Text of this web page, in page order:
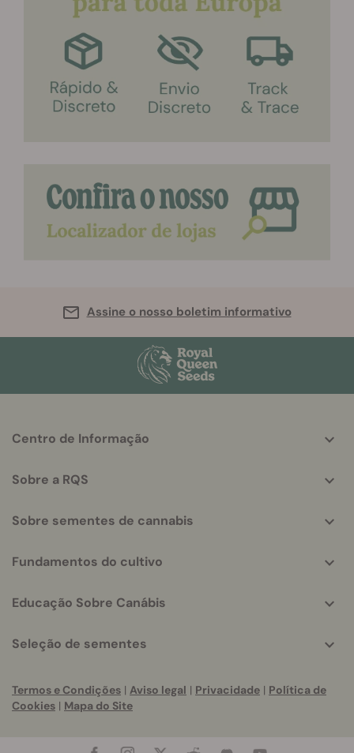
Assine o nosso boletim informativo
helpful
Centro de Informação
Sobre a RQS
Sobre sementes de cannabis
Fundamentos do cultivo
Educação Sobre Canábis
Seleção de sementes
Termos e Condições | Aviso legal | Privacidade | Política de
Cookies | Mapa do Site